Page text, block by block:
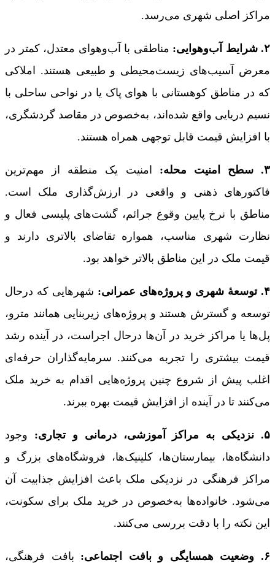
مراکز اصلی شهری می‌رسد.
۲. شرایط آب‌وهوایی:
مناطقی با آب‌وهوای معتدل، کمتر در
معرض آسیب‌های زیست‌محیطی و طبیعی هستند. املاکی
که در مناطق کوهستانی با هوای پاک یا در نواحی ساحلی با
نسیم دریایی واقع شده‌اند، به‌خصوص در مقاصد گردشگری،
با افزایش قیمت قابل توجهی همراه هستند.
۳. سطح امنیت محله:
امنیت یک منطقه از مهم‌ترین
فاکتورهای ذهنی و واقعی در ارزش‌گذاری ملک است.
مناطق با نرخ پایین وقوع جرائم، گشت‌های پلیسی فعال و
نظارت شهری مناسب، همواره تقاضای بالاتری دارند و
قیمت ملک در این مناطق بالاتر خواهد بود.
۴. توسعۀ شهری و پروژه‌های عمرانی:
شهرهایی که درحال
توسعه و گسترش هستند و پروژه‌های زیربنایی همانند مترو،
پل‌ها یا مراکز خرید در آن‌ها درحال اجراست، در آینده رشد
قیمت بیشتری را تجربه می‌کنند. سرمایه‌گذاران حرفه‌ای
اغلب پیش از شروع چنین پروژه‌هایی اقدام به خرید ملک
می‌کنند تا در آینده از افزایش قیمت بهره ببرند.
۵. نزدیکی به مراکز آموزشی، درمانی و تجاری:
وجود
دانشگاه‌ها، بیمارستان‌ها، کلینیک‌ها، فروشگاه‌های بزرگ و
مراکز فرهنگی در نزدیکی ملک باعث افزایش جذابیت آن
می‌شود. خانواده‌ها به‌خصوص در خرید ملک برای سکونت،
این نکته را با دقت بررسی می‌کنند.
۶. وضعیت همسایگی و بافت اجتماعی:
بافت فرهنگی،